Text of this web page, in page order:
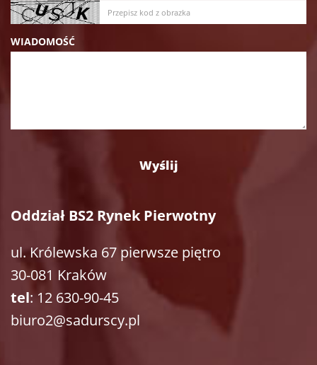
WIADOMOŚĆ
Oddział BS2 Rynek Pierwotny
ul. Królewska 67 pierwsze piętro
30-081 Kraków
tel: 12 630-90-45
biuro2@sadurscy.pl